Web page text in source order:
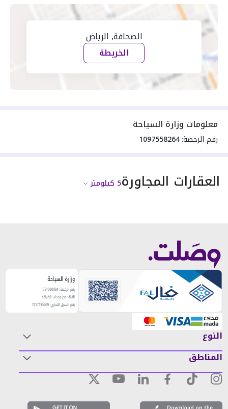
الصحافة, الرياض
الخريطة
معلومات وزارة السياحة
رقم الرخصة:1097558264
العقارات المجاورة5 كيلومتر
النوع
المناطق